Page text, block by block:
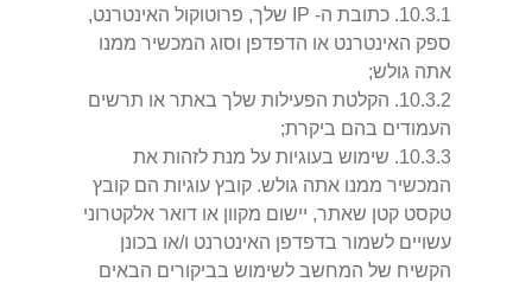
10.3.1
.
כתובת ה- IP שלך, פרוטוקול האינטרנט,
ספק האינטרנט או הדפדפן וסוג המכשיר ממנו
אתה גולש;
10.3.2
. הקלטת הפעילות שלך באתר או תרשים
העמודים בהם ביקרת;
10.3.3
. שימוש בעוגיות על מנת לזהות את
המכשיר ממנו אתה גולש. קובץ עוגיות הם קובץ
טקסט קטן שאתר, יישום מקוון או דואר אלקטרוני
עשויים לשמור בדפדפן האינטרנט ו/או בכונן
הקשיח של המחשב לשימוש בביקורים הבאים